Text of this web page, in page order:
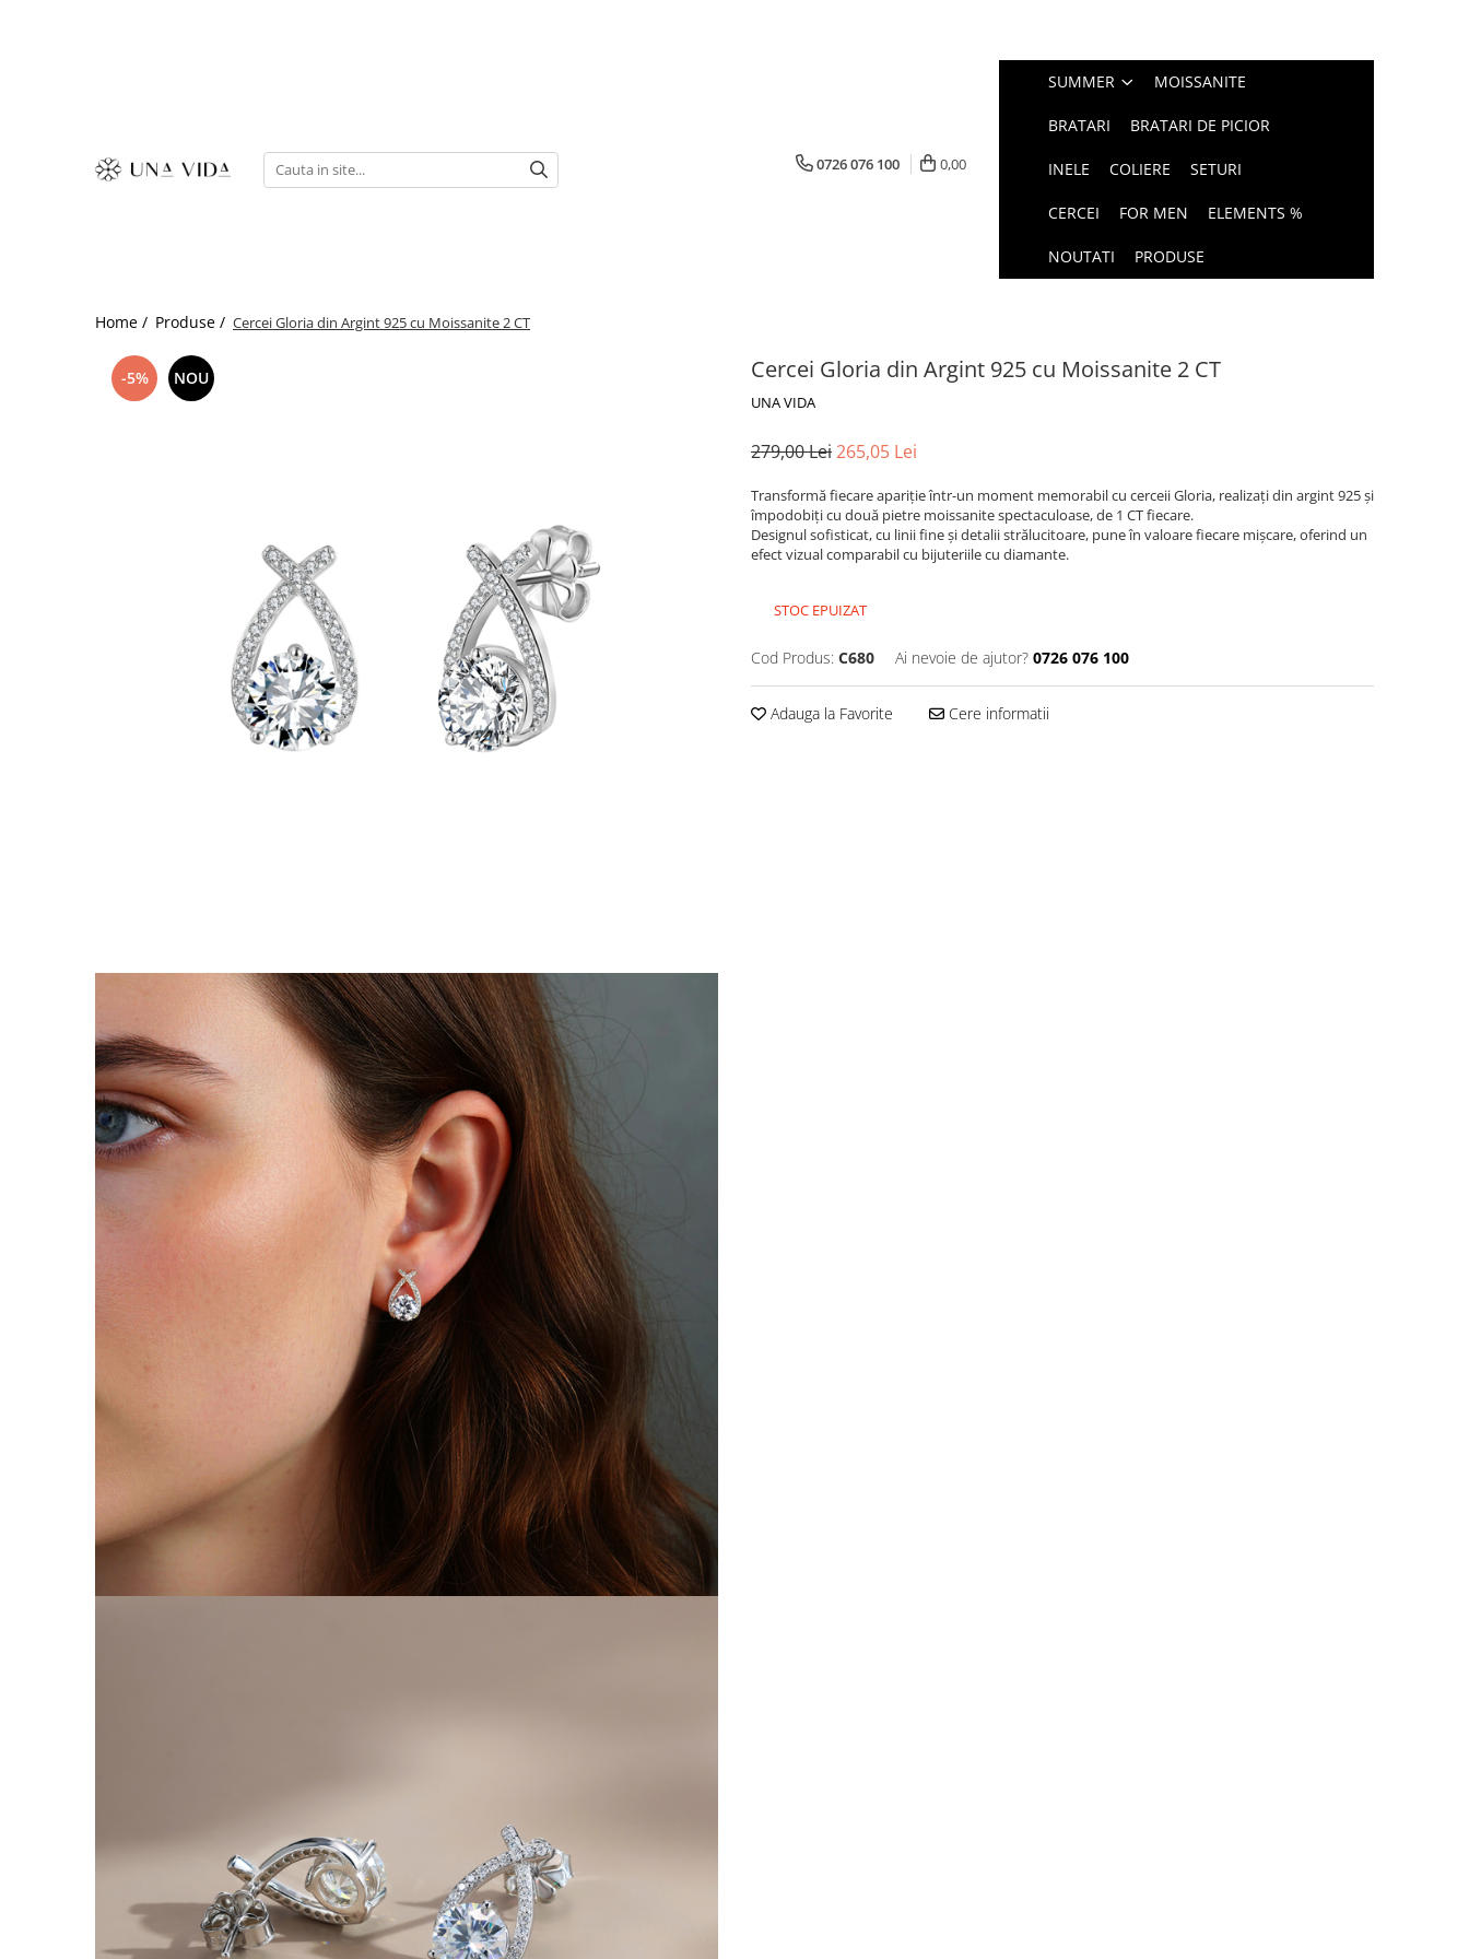
CADOURI sub 150 lei - EA
0726 076 100 0,00
SUMMER MOISSANITE
BRATARI BRATARI DE PICIOR
INELE COLIERE SETURI
CERCEI FOR MEN ELEMENTS %
NOUTATI PRODUSE
Home / Produse / Cercei Gloria din Argint 925 cu Moissanite 2 CT
-5% NOU Cercei Gloria din Argint 925 cu Moissanite 2 CT
UNA VIDA
279,00 Lei265,05 Lei
Transformă fiecare apariție într-un moment memorabil cu cerceii Gloria, realizați din argint 925 și
împodobiți cu două pietre moissanite spectaculoase, de 1 CT fiecare.
Designul sofisticat, cu linii fine și detalii strălucitoare, pune în valoare fiecare mișcare, oferind un
efect vizual comparabil cu bijuteriile cu diamante.
STOC EPUIZAT
Cod Produs: C680 Ai nevoie de ajutor? 0726 076 100
Adauga la Favorite Cere informatii